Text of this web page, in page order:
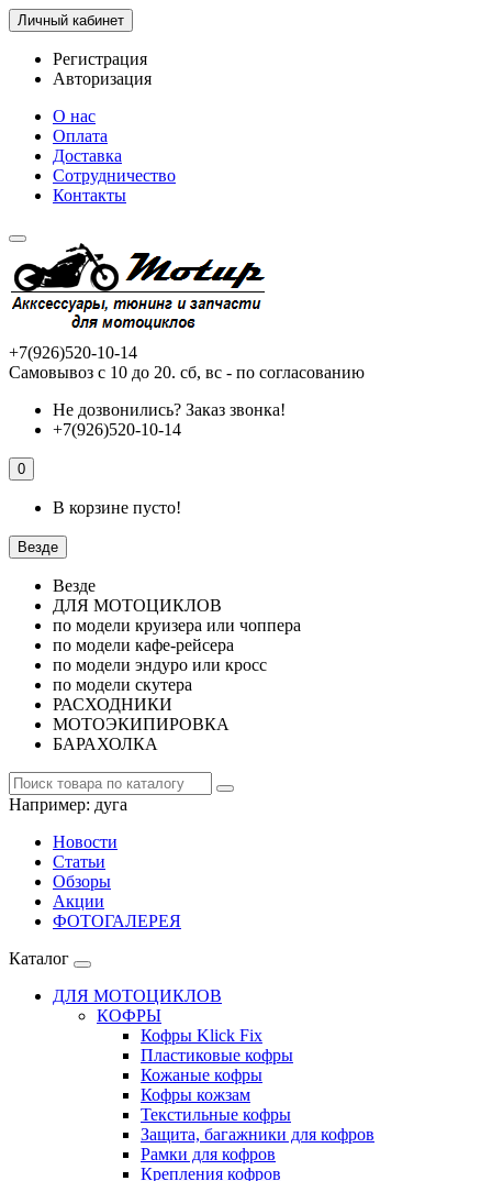
Личный кабинет
Регистрация
Авторизация
О нас
Оплата
Доставка
Сотрудничество
Контакты
+7(926)520-10-14
Самовывоз с 10 до 20. сб, вс - по согласованию
Не дозвонились? Заказ звонка!
+7(926)520-10-14
0
В корзине пусто!
Везде
Везде
ДЛЯ МОТОЦИКЛОВ
по модели круизера или чоппера
по модели кафе-рейсера
по модели эндуро или кросс
по модели скутера
РАСХОДНИКИ
МОТОЭКИПИРОВКА
БАРАХОЛКА
Например: дуга
Новости
Статьи
Обзоры
Акции
ФОТОГАЛЕРЕЯ
Каталог
ДЛЯ МОТОЦИКЛОВ
КОФРЫ
Кофры Klick Fix
Пластиковые кофры
Кожаные кофры
Кофры кожзам
Текстильные кофры
Защита, багажники для кофров
Рамки для кофров
Крепления кофров